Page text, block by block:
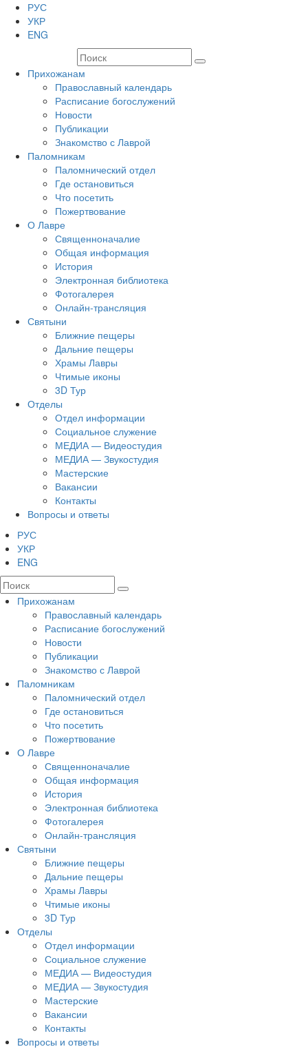
РУС
УКР
ENG
Прихожанам
Православный календарь
Расписание богослужений
Новости
Публикации
Знакомство с Лаврой
Паломникам
Паломнический отдел
Где остановиться
Что посетить
Пожертвование
О Лавре
Священноначалие
Общая информация
История
Электронная библиотека
Фотогалерея
Онлайн-трансляция
Святыни
Ближние пещеры
Дальние пещеры
Храмы Лавры
Чтимые иконы
3D Тур
Отделы
Отдел информации
Социальное служение
МЕДИА — Видеостудия
МЕДИА — Звукостудия
Мастерские
Вакансии
Контакты
Вопросы и ответы
РУС
УКР
ENG
Прихожанам
Православный календарь
Расписание богослужений
Новости
Публикации
Знакомство с Лаврой
Паломникам
Паломнический отдел
Где остановиться
Что посетить
Пожертвование
О Лавре
Священноначалие
Общая информация
История
Электронная библиотека
Фотогалерея
Онлайн-трансляция
Святыни
Ближние пещеры
Дальние пещеры
Храмы Лавры
Чтимые иконы
3D Тур
Отделы
Отдел информации
Социальное служение
МЕДИА — Видеостудия
МЕДИА — Звукостудия
Мастерские
Вакансии
Контакты
Вопросы и ответы